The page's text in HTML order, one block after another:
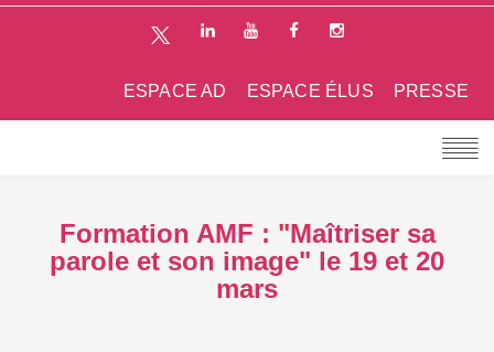
PRESSE
ESPACE ÉLUS
ESPACE AD
Formation AMF : "Maîtriser sa
parole et son image" le 19 et 20
mars